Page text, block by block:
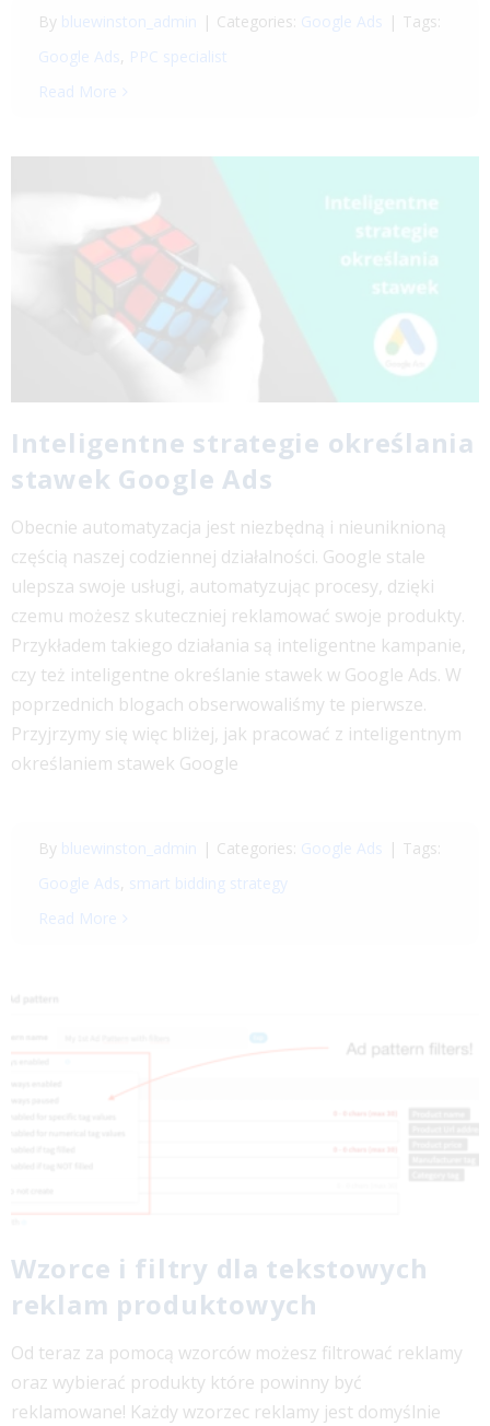
By bluewinston_admin | Categories: Google Ads | Tags:
Google Ads, PPC specialist
Read More
Inteligentne strategie określania
stawek Google Ads
Obecnie automatyzacja jest niezbędną i nieuniknioną
częścią naszej codziennej działalności. Google stale
ulepsza swoje usługi, automatyzując procesy, dzięki
czemu możesz skuteczniej reklamować swoje produkty.
Przykładem takiego działania są inteligentne kampanie,
czy też inteligentne określanie stawek w Google Ads. W
poprzednich blogach obserwowaliśmy te pierwsze.
Przyjrzymy się więc bliżej, jak pracować z inteligentnym
określaniem stawek Google
By bluewinston_admin | Categories: Google Ads | Tags:
Google Ads, smart bidding strategy
Read More
Wzorce i filtry dla tekstowych
reklam produktowych
Od teraz za pomocą wzorców możesz filtrować reklamy
oraz wybierać produkty które powinny być
reklamowane! Każdy wzorzec reklamy jest domyślnie